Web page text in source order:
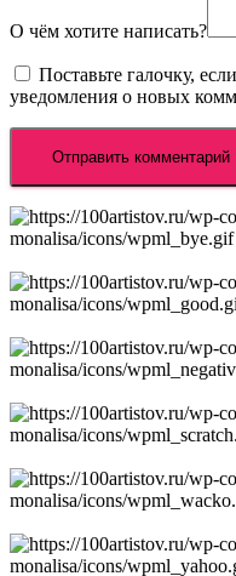
О чём хотите написать?
Поставьте галочку,
уведомления о новых